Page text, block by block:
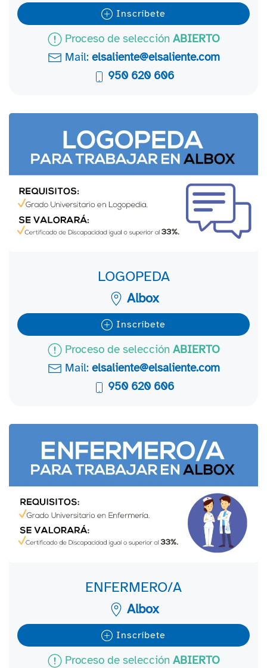
Inscríbete
Proceso de selección ABIERTO
Mail: elsaliente@elsaliente.com
950 620 606
LOGOPEDA
Albox
Inscríbete
Proceso de selección ABIERTO
Mail: elsaliente@elsaliente.com
950 620 606
ENFERMERO/A
Albox
Inscríbete
Proceso de selección ABIERTO